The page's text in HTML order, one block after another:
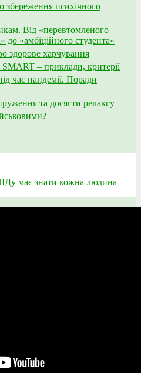
психічного
Від «перевтомленого
до «амбіційного студента»
здорове харчування
– приклади, критерії
час пандемії. Поради
та досягти релаксу
має знати кожна людина